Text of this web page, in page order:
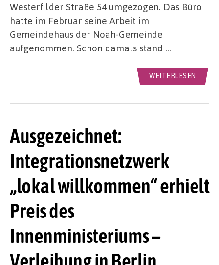
Westerfilder Straße 54 umgezogen. Das Büro
hatte im Februar seine Arbeit im
Gemeindehaus der Noah-Gemeinde
aufgenommen. Schon damals stand …
WEITERLESEN
Ausgezeichnet:
Integrationsnetzwerk
„lokal willkommen“ erhielt
Preis des
Innenministeriums –